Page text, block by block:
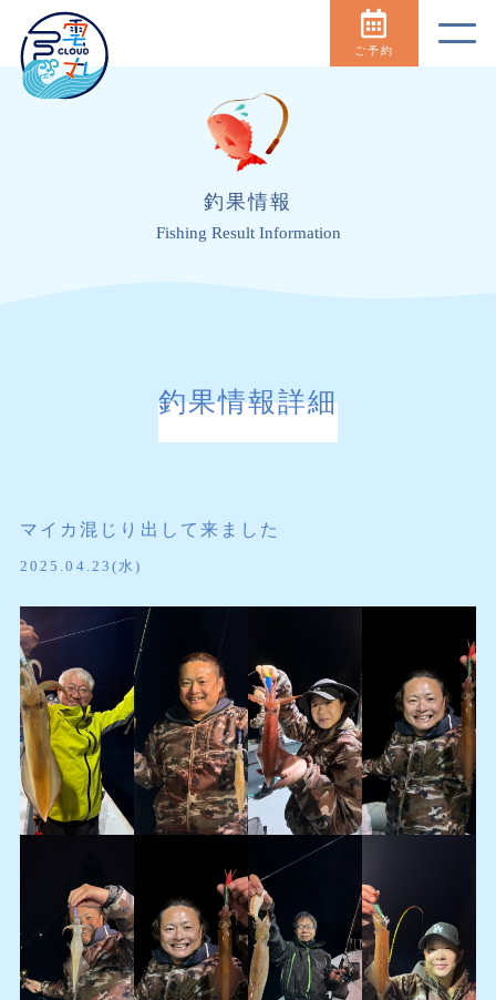
ご予約
釣果情報
Fishing Result Information
釣果情報詳細
マイカ混じり出して来ました
2025.04.23(水)